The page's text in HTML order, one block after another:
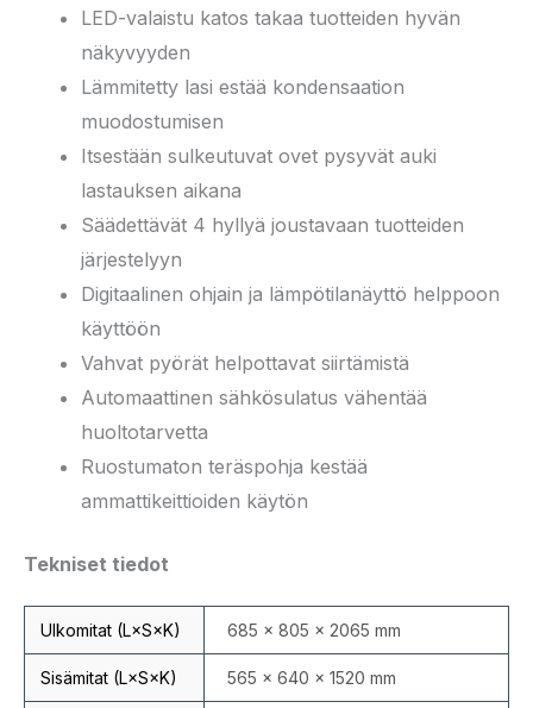
LED-valaistu katos takaa tuotteiden hyvän
näkyvyyden
Lämmitetty lasi estää kondensaation
muodostumisen
Itsestään sulkeutuvat ovet pysyvät auki
lastauksen aikana
Säädettävät 4 hyllyä joustavaan tuotteiden
järjestelyyn
Digitaalinen ohjain ja lämpötilanäyttö helppoon
käyttöön
Vahvat pyörät helpottavat siirtämistä
Automaattinen sähkösulatus vähentää
huoltotarvetta
Ruostumaton teräspohja kestää
ammattikeittioiden käytön
Tekniset tiedot
Ulkomitat (L×S×K) 685 × 805 × 2065 mm
Sisämitat (L×S×K) 565 × 640 × 1520 mm